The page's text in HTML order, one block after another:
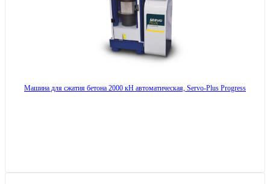
Машина для сжатия бетона 2000 кН автоматическая, Servo-Plus Progress